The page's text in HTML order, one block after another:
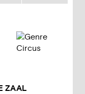
ZAAL